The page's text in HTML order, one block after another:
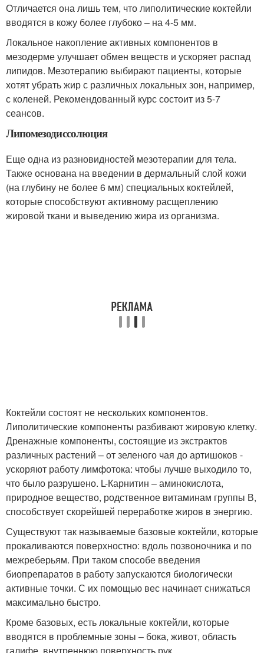
Отличается она лишь тем, что липолитические коктейли
вводятся в кожу более глубоко – на 4-5 мм.
Локальное накопление активных компонентов в
мезодерме улучшает обмен веществ и ускоряет распад
липидов. Мезотерапию выбирают пациенты, которые
хотят убрать жир с различных локальных зон, например,
с коленей. Рекомендованный курс состоит из 5-7
сеансов.
Липомезодиссолюция
Еще одна из разновидностей мезотерапии для тела.
Также основана на введении в дермальный слой кожи
(на глубину не более 6 мм) специальных коктейлей,
которые способствуют активному расщеплению
жировой ткани и выведению жира из организма.
Коктейли состоят не нескольких компонентов.
Липолитические компоненты разбивают жировую клетку.
Дренажные компоненты, состоящие из экстрактов
различных растений – от зеленого чая до артишоков -
ускоряют работу лимфотока: чтобы лучше выходило то,
что было разрушено. L-Карнитин – аминокислота,
природное вещество, родственное витаминам группы В,
способствует скорейшей переработке жиров в энергию.
Существуют так называемые базовые коктейли, которые
прокаливаются поверхностно: вдоль позвоночника и по
межреберьям. При таком способе введения
биопрепаратов в работу запускаются биологически
активные точки. С их помощью вес начинает снижаться
максимально быстро.
Кроме базовых, есть локальные коктейли, которые
вводятся в проблемные зоны – бока, живот, область